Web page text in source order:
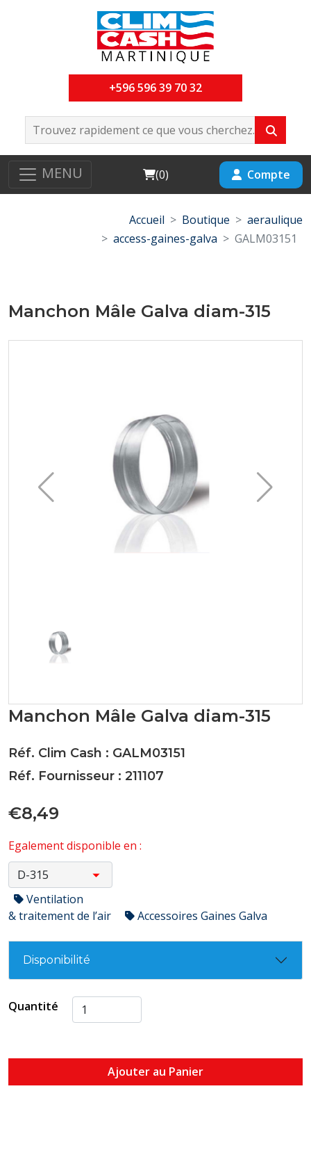
+596 596 39 70 32
MENU Cart
(0) Compte
Accueil Boutique
aeraulique
access-gaines-galva
GALM03151
Manchon Mâle Galva diam-315
Manchon Mâle Galva diam-315
Réf. Clim Cash : GALM03151
Réf. Fournisseur : 211107
€8,49
Egalement disponible en :
Ventilation
& traitement de l’air
Accessoires Gaines Galva
Disponibilité
Quantité
Ajouter au Panier